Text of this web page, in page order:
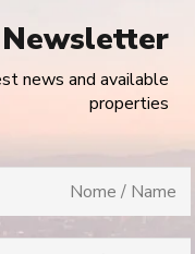
Newsletter
news and available
properties